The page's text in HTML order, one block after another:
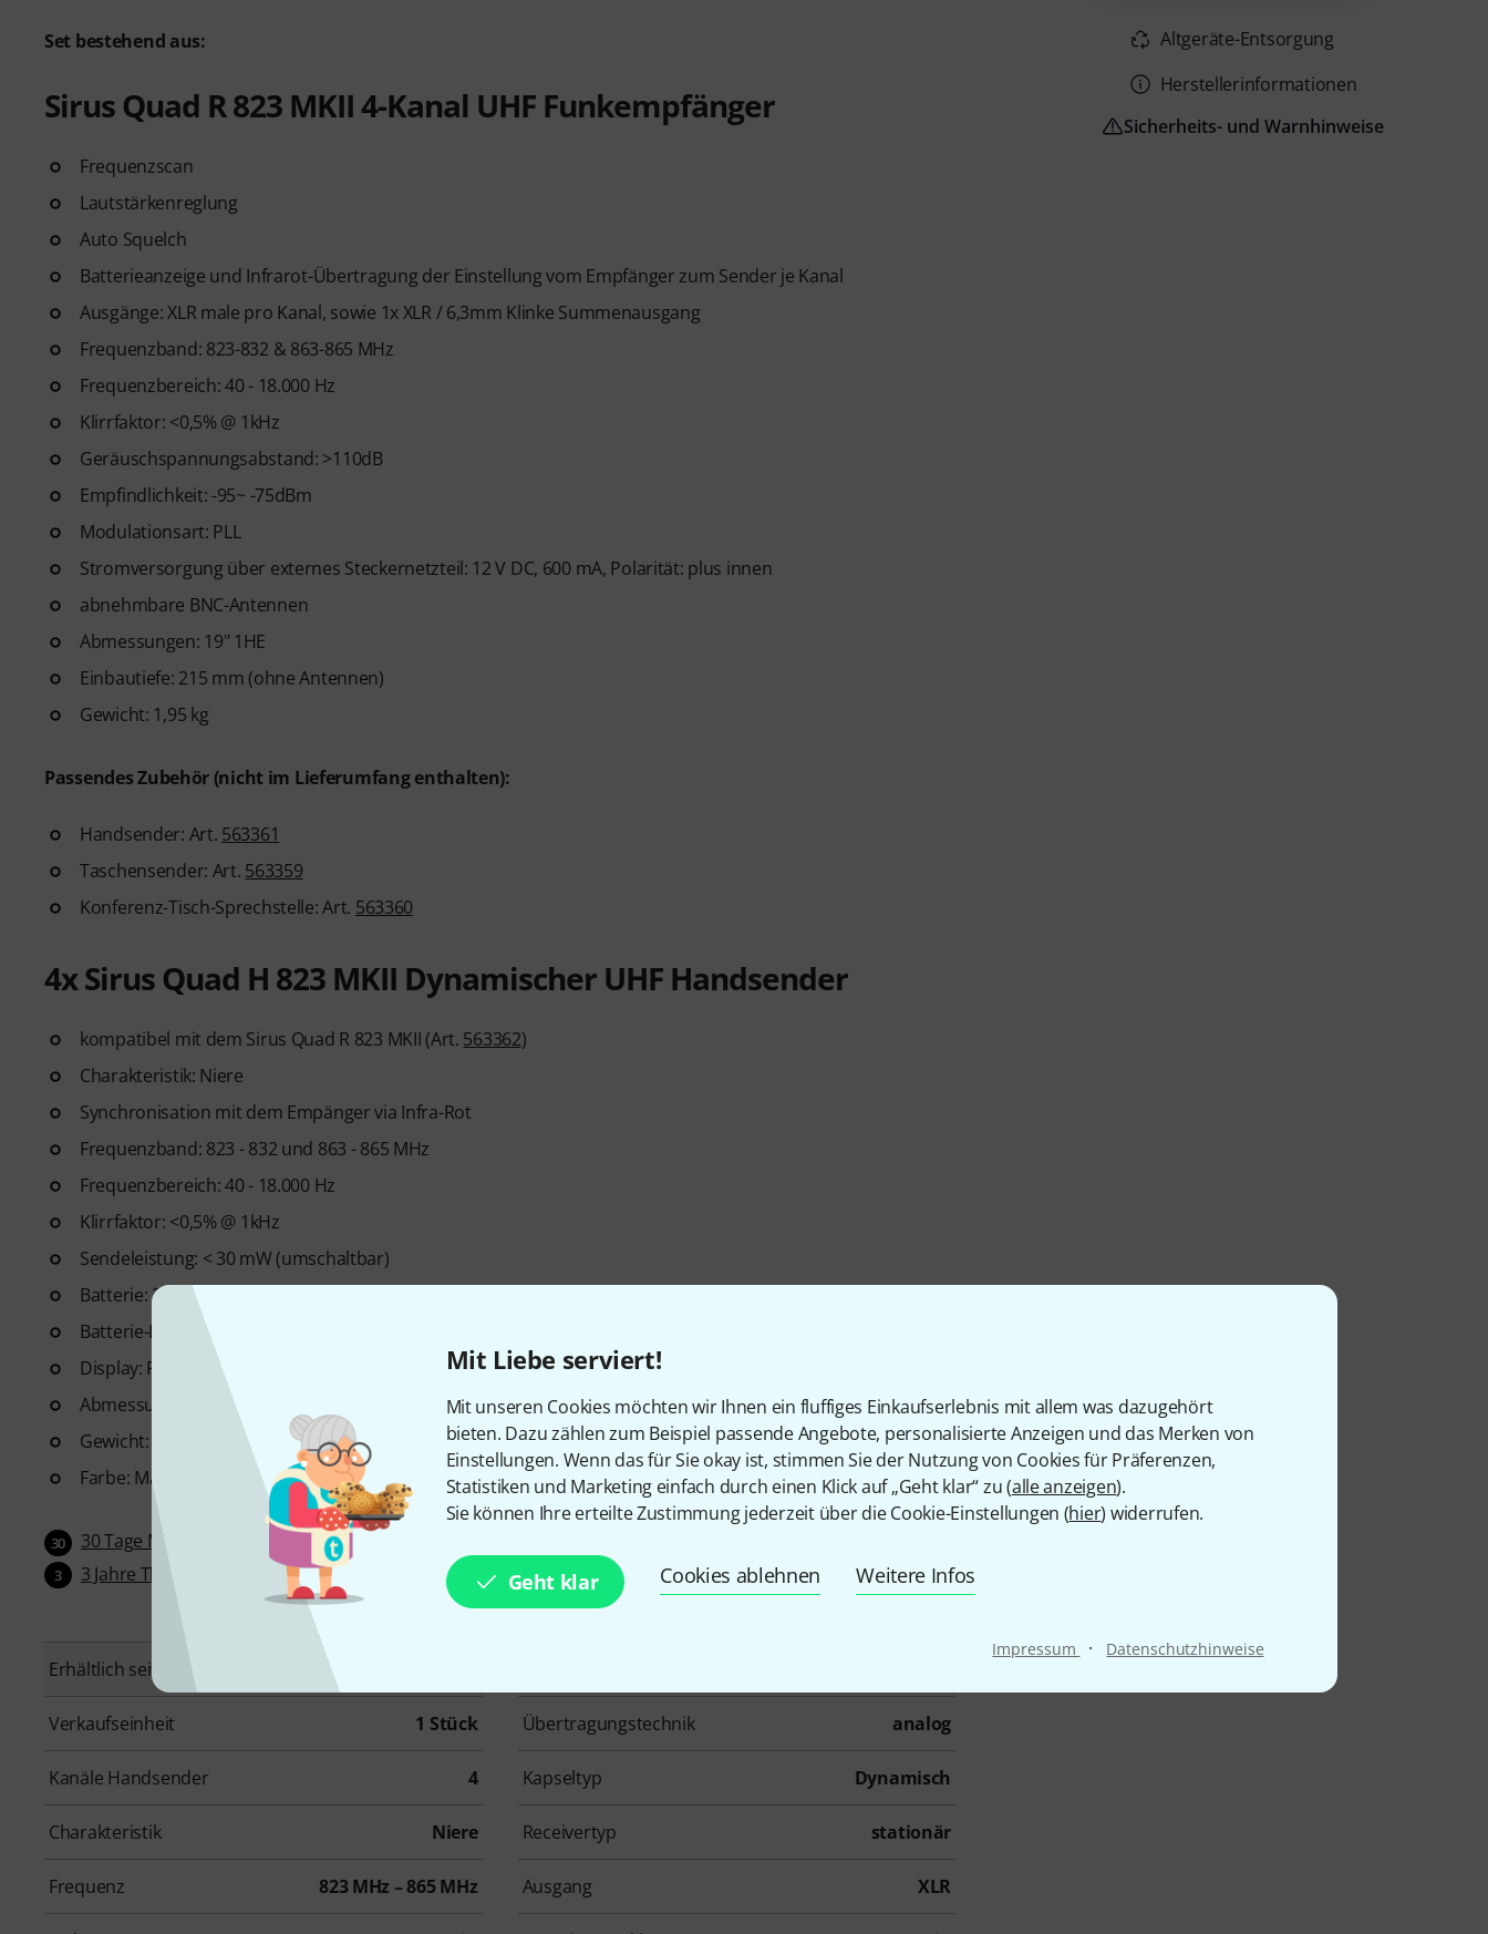
Mit Liebe serviert!
Mit unseren Cookies möchten wir Ihnen ein fluffiges Einkaufserlebnis mit allem was dazugehört
bieten. Dazu zählen zum Beispiel passende Angebote, personalisierte Anzeigen und das Merken von
Einstellungen. Wenn das für Sie okay ist, stimmen Sie der Nutzung von Cookies für Präferenzen,
Statistiken und Marketing einfach durch einen Klick auf „Geht klar“ zu (alle anzeigen).
Sie können Ihre erteilte Zustimmung jederzeit über die Cookie-Einstellungen (hier) widerrufen.
Geht klar Cookies ablehnen Weitere Infos
Impressum · Datenschutzhinweise
Set bestehend aus:
Sirus Quad R 823 MKII 4-Kanal UHF Funkempfänger
Frequenzscan
Lautstärkenreglung
Auto Squelch
Batterieanzeige und Infrarot-Übertragung der Einstellung vom Empfänger zum Sender je Kanal
Ausgänge: XLR male pro Kanal, sowie 1x XLR / 6,3mm Klinke Summenausgang
Frequenzband: 823-832 & 863-865 MHz
Frequenzbereich: 40 - 18.000 Hz
Klirrfaktor: <0,5% @ 1kHz
Geräuschspannungsabstand: >110dB
Empfindlichkeit: -95~ -75dBm
Modulationsart: PLL
Stromversorgung über externes Steckernetzteil: 12 V DC, 600 mA, Polarität: plus innen
abnehmbare BNC-Antennen
Abmessungen: 19" 1HE
Einbautiefe: 215 mm (ohne Antennen)
Gewicht: 1,95 kg
Passendes Zubehör (nicht im Lieferumfang enthalten):
Handsender: Art. 563361
Taschensender: Art. 563359
Konferenz-Tisch-Sprechstelle: Art. 563360
4x Sirus Quad H 823 MKII Dynamischer UHF Handsender
kompatibel mit dem Sirus Quad R 823 MKII (Art. 563362)
Charakteristik: Niere
Synchronisation mit dem Empänger via Infra-Rot
Frequenzband: 823 - 832 und 863 - 865 MHz
Frequenzbereich: 40 - 18.000 Hz
Klirrfaktor: <0,5% @ 1kHz
Sendeleistung: < 30 mW (umschaltbar)
Batterie: 2 x AA 1,5 V
Batterie-Lebensdauer: 8 bzw. 15 Stunden (je nach Sendeleistung)
Display: Frequenz und Batteriezustand
Abmessungen (Ø x H): 51 x 245 mm
Gewicht: 350 g
Farbe: Mattschwarz
30 30 Tage Money-Back-Garantie
3 3 Jahre Thomann Garantie
Erhältlich seit
Verkaufseinheit 1 Stück Übertragungstechnik analog
Kanäle Handsender 4 Kapseltyp Dynamisch
Charakteristik Niere Receivertyp stationär
Frequenz 823 MHz – 865 MHz Ausgang XLR
Altgeräte-Entsorgung
Herstellerinformationen
Sicherheits- und Warnhinweise